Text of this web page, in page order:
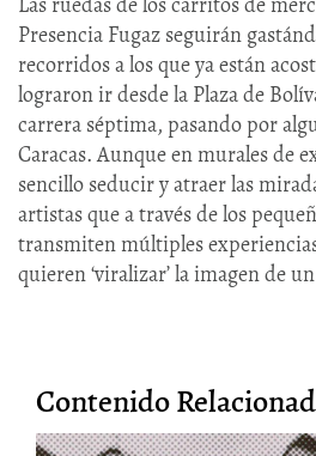
Presencia Fugaz seguirán
recorridos a los que ya están
lograron ir desde la Plaza de
carrera séptima, pasando por
Caracas. Aunque en murales de
sencillo seducir y atraer las
artistas que a través de los
transmiten múltiples
quieren ‘viralizar’ la imagen de
Contenido